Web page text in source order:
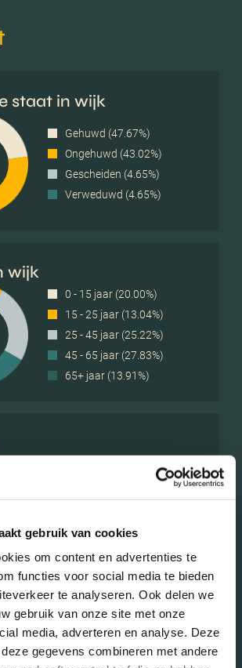
gebruik van cookies
om content en advertenties te
functies voor social media te bieden
te analyseren. Ook delen we
gebruik van onze site met onze
media, adverteren en analyse. Deze
gegevens combineren met andere
staat in wijk
Gehuwd (47.67%)
Ongehuwd (43.02%)
Gescheiden (4.65%)
Verweduwd (4.65%)
wijk
0 - 15 jaar (20.00%)
15 - 25 jaar (13.04%)
25 - 45 jaar (25.22%)
45 - 65 jaar (27.83%)
65+ jaar (13.91%)
met kinderen
Met kinderen (43.51%)